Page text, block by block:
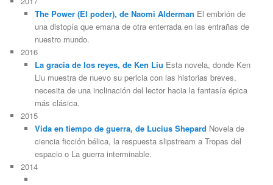
The Power (El poder), de Naomi Alderman El embrión de
una distopía que emana de otra enterrada en las entrañas de
nuestro mundo.
2016
La gracia de los reyes, de Ken Liu Esta novela, donde Ken
Liu muestra de nuevo su pericia con las historias breves,
necesita de una inclinación del lector hacia la fantasía épica
más clásica.
2015
Vida en tiempo de guerra, de Lucius Shepard Novela de
ciencia ficción bélica, la respuesta slipstream a Tropas del
espacio o La guerra interminable.
2014